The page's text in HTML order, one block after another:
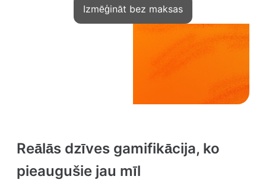
Izmēģināt bez maksas
Reālās dzīves gamifikācija, ko
pieaugušie jau mīl